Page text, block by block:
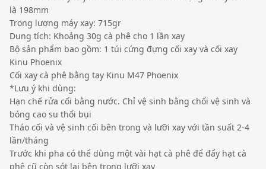
là 198mm
Trọng lượng máy xay: 715gr
Dung tích: Khoảng 30g cà phê cho 1 lần xay
Bộ sản phẩm bao gồm: 1 túi cứng đựng cối xay và cối xay
Kinu Phoenix
Cối xay cà phê bằng tay Kinu M47 Phoenix
*Lưu ý khi dùng:
Hạn chế rửa cối bằng nước. Chỉ vệ sinh bằng chổi vệ sinh và
bóng cao su thổi bụi
Tháo cối và vệ sinh cối bên trong và lưỡi xay với tần suất 2-4
lần/tháng
Trước khi pha có thể dùng một vài hạt cà phê để đẩy hạt cà
phê cũ còn sót lại bên trong lưỡi xay